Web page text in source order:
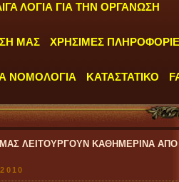
ΛΟΓΙΑ ΓΙΑ ΤΗΝ ΟΡΓΑΝΩΣΗ
ΜΑΣ ΧΡΗΣΙΜΕΣ
ΝΟΜΟΛΟΓΙΑ ΚΑΤΑΣΤΑΤΙΚΟ
ΚΑΘΗΜΕΡΙΝΑ ΑΠΟ ΔΕΥΤΕΡΑ